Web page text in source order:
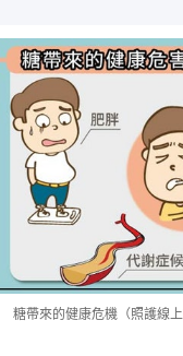
糖帶來的健康危機（照護線上